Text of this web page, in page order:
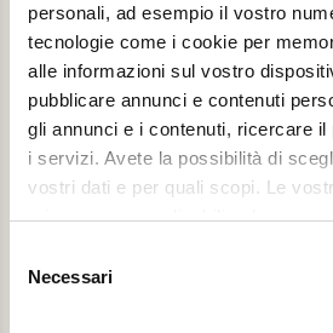
personali, ad esempio il vostro
tecnologie come i cookie per
alle informazioni sul vostro
pubblicare annunci e contenuti
gli annunci e i contenuti, ricercare il
i servizi. Avete la possibilità di
vostri dati e per quali scopi. Le
privacy sono applicabili solo su
modificare o revocare il proprio
momento dalla Dichiarazione sui
delNecessari
6 copie/settimana di Avvenire, per
copia/mese di Luoghi dell’Infinito
€ 309,00
€ 502,00